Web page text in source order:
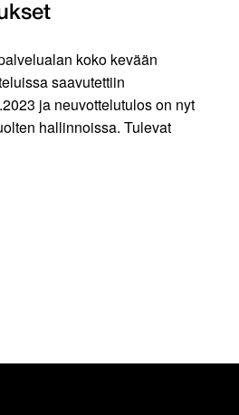
koko kevään
saavutettiin
ja neuvottelutulos on nyt
hallinnoissa. Tulevat